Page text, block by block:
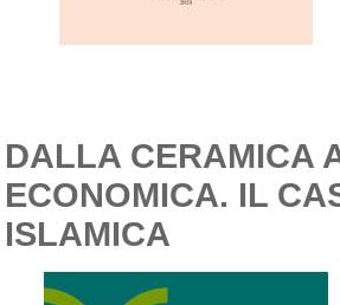
DALLA CERAMICA
ECONOMICA. IL
ISLAMICA